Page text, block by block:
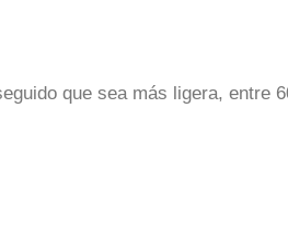
que sea más ligera, entre